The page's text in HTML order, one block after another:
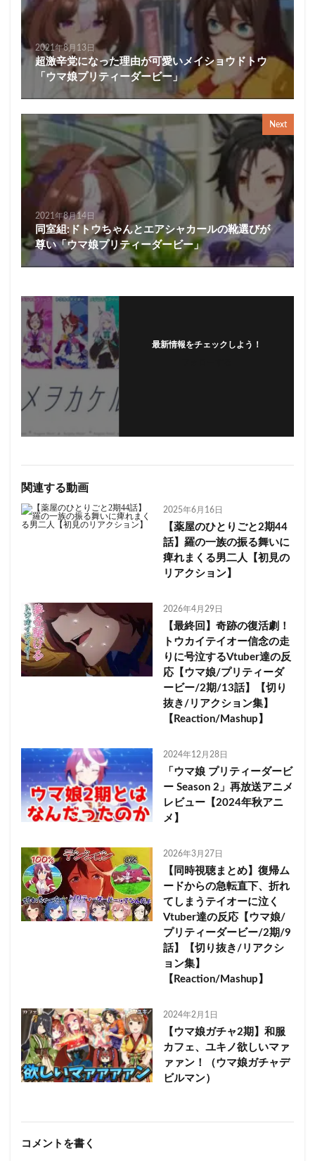
2021年8月13日
超激辛党になった理由が可愛いメイショウドトウ
「ウマ娘プリティーダービー」
Next
2021年8月14日
同室組:ドトウちゃんとエアシャカールの靴選びが
尊い「ウマ娘プリティーダービー」
最新情報をチェックしよう！
関連する動画
2025年6月16日
【薬屋のひとりごと2期44
話】羅の一族の振る舞いに
痺れまくる男二人【初見の
リアクション】
2026年4月29日
【最終回】奇跡の復活劇！
トウカイテイオー信念の走
りに号泣するVtuber達の反
応【ウマ娘/プリティーダ
ービー/2期/13話】【切り
抜き/リアクション集】
【Reaction/Mashup】
2024年12月28日
「ウマ娘 プリティーダービ
ー Season 2」再放送アニメ
レビュー【2024年秋アニ
メ】
2026年3月27日
【同時視聴まとめ】復帰ム
ードからの急転直下、折れ
てしまうテイオーに泣く
Vtuber達の反応【ウマ娘/
プリティーダービー/2期/9
話】【切り抜き/リアクシ
ョン集】
【Reaction/Mashup】
2024年2月1日
【ウマ娘ガチャ2期】和服
カフェ、ユキノ欲しいマァ
ァァン！（ウマ娘ガチャデ
ビルマン）
コメントを書く